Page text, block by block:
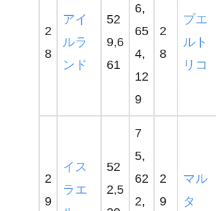
2
8
アイ
ルラ
ンド
52
9,6
61
6,
65
4,
12
9
2
8
プエ
ルト
リコ
2
9
イス
ラエ
52
2,5
7
5,
62
2,
2
9
マル
タ